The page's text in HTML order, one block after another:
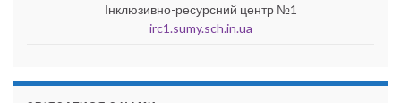
Інклюзивно-ресурсний центр №1
irc1.sumy.sch.in.ua